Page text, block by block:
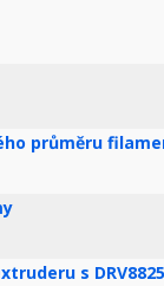
průměru
s DRV8825